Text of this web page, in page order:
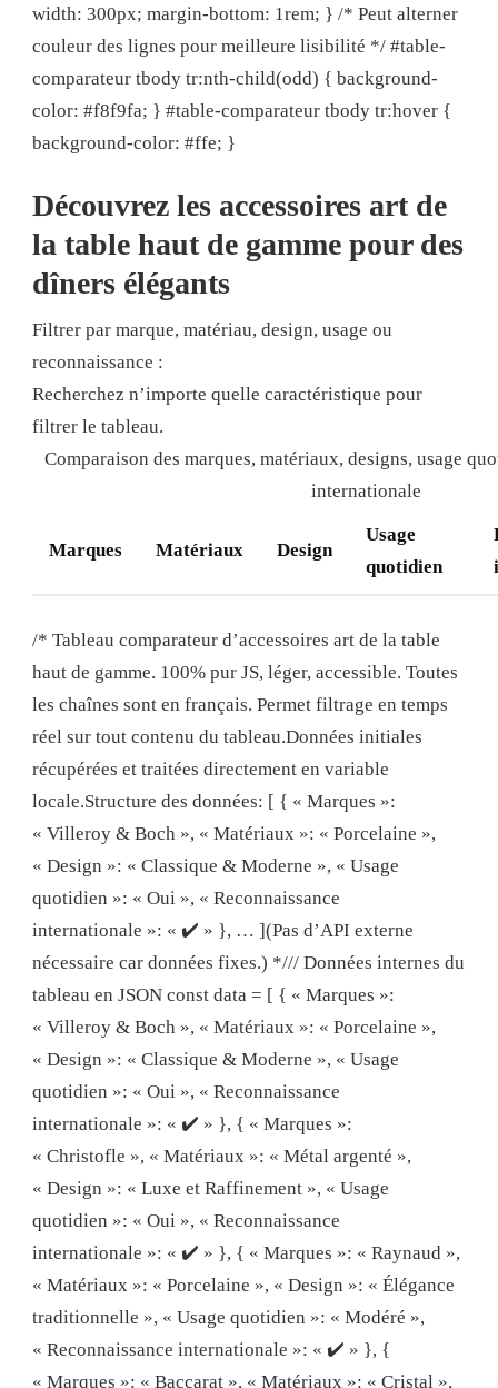
width: 300px; margin-bottom: 1rem; } /* Peut alterner
couleur des lignes pour meilleure lisibilité */ #table-
comparateur tbody tr:nth-child(odd) { background-
color: #f8f9fa; } #table-comparateur tbody tr:hover {
background-color: #ffe; }
Découvrez les accessoires art de
la table haut de gamme pour des
dîners élégants
Filtrer par marque, matériau, design, usage ou
reconnaissance :
Recherchez n’importe quelle caractéristique pour
filtrer le tableau.
Comparaison des marques, matériaux, designs, usage
internationale
Marques Matériaux Design
Usage
quotidien
/* Tableau comparateur d’accessoires art de la table
haut de gamme. 100% pur JS, léger, accessible. Toutes
les chaînes sont en français. Permet filtrage en temps
réel sur tout contenu du tableau.Données initiales
récupérées et traitées directement en variable
locale.Structure des données: [ { « Marques »:
« Villeroy & Boch », « Matériaux »: « Porcelaine »,
« Design »: « Classique & Moderne », « Usage
quotidien »: « Oui », « Reconnaissance
internationale »: « ✔️ » }, … ](Pas d’API externe
nécessaire car données fixes.) */// Données internes du
tableau en JSON const data = [ { « Marques »:
« Villeroy & Boch », « Matériaux »: « Porcelaine »,
« Design »: « Classique & Moderne », « Usage
quotidien »: « Oui », « Reconnaissance
internationale »: « ✔️ » }, { « Marques »:
« Christofle », « Matériaux »: « Métal argenté »,
« Design »: « Luxe et Raffinement », « Usage
quotidien »: « Oui », « Reconnaissance
internationale »: « ✔️ » }, { « Marques »: « Raynaud »,
« Matériaux »: « Porcelaine », « Design »: « Élégance
traditionnelle », « Usage quotidien »: « Modéré »,
« Reconnaissance internationale »: « ✔️ » }, {
« Marques »: « Baccarat », « Matériaux »: « Cristal »,